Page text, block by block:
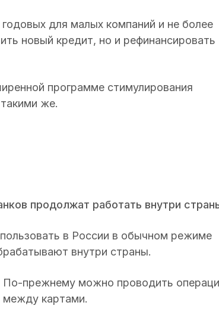
для малых компаний и не более
новый кредит, но и рефинансировать
программе стимулирования
же.
продолжат работать внутри
в России в обычном режиме
внутри страны.
По-прежнему можно проводить
между картами.